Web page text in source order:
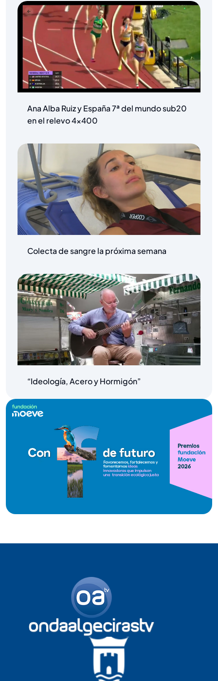
Ana Alba Ruiz y España 7ª del mundo sub20
en el relevo 4×400
Colecta de sangre la próxima semana
“Ideología, Acero y Hormigón”